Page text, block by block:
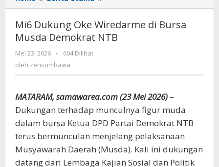
Dukung
Wiredarme
di
Mi6 Dukung Oke Wiredarme di Bursa
Musda Demokrat NTB
Mei 23, 2026
oleh
zensumbawa
-
604 Dilihat
oleh zensumbawa
MATARAM, samawarea.com (23 Mei 2026) –
Dukungan terhadap munculnya figur muda
dalam bursa Ketua DPD Partai Demokrat NTB
terus bermunculan menjelang pelaksanaan
Musyawarah Daerah (Musda). Kali ini dukungan
datang dari Lembaga Kajian Sosial dan Politik